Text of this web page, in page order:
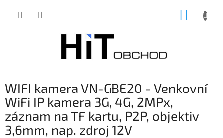
WIFI kamera VN-GBE20 - Venkovní
WiFi IP kamera 3G, 4G, 2MPx,
záznam na TF kartu, P2P, objektiv
3,6mm, nap. zdroj 12V